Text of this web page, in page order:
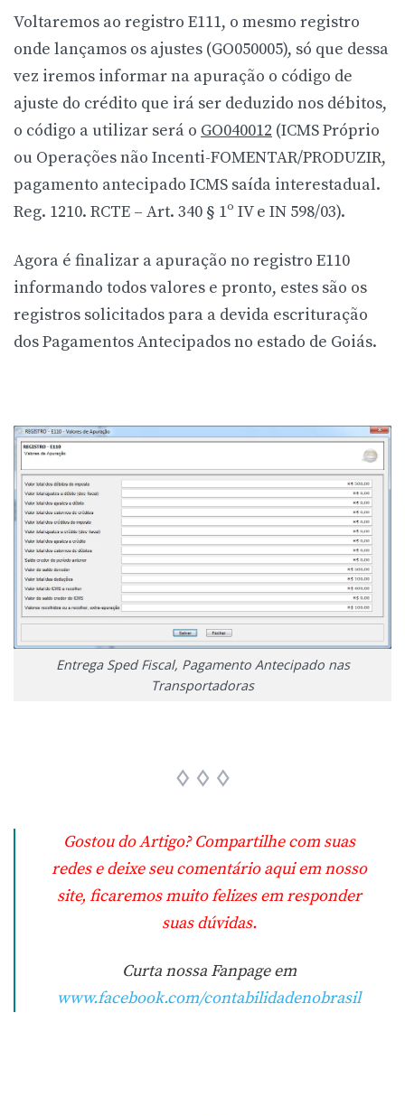
Voltaremos ao registro E111, o mesmo registro
onde lançamos os ajustes (GO050005), só que dessa
vez iremos informar na apuração o código de
ajuste do crédito que irá ser deduzido nos débitos,
o código a utilizar será o GO040012 (ICMS Próprio
ou Operações não Incenti-FOMENTAR/PRODUZIR,
pagamento antecipado ICMS saída interestadual.
Reg. 1210. RCTE – Art. 340 § 1º IV e IN 598/03).
Agora é finalizar a apuração no registro E110
informando todos valores e pronto, estes são os
registros solicitados para a devida escrituração
dos Pagamentos Antecipados no estado de Goiás.
Entrega Sped Fiscal, Pagamento Antecipado nas
Transportadoras
Gostou do Artigo? Compartilhe com suas
redes e deixe seu comentário aqui em nosso
site, ficaremos muito felizes em responder
suas dúvidas.
Curta nossa Fanpage em
www.facebook.com/contabilidadenobrasil